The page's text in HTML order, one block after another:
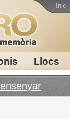
Llocs
Inici